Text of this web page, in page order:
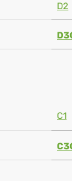
D2
C1